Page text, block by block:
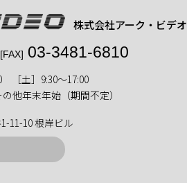
株式会社アーク・ビデオ
[FAX] 03-3481-6810
［土］9:30〜17:00
他年末年始（期間不定）
11-10 根岸ビル